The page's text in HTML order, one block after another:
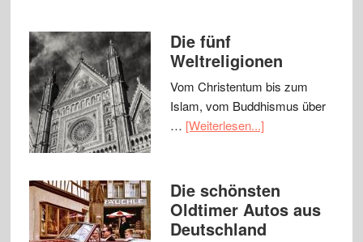
Die fünf
Weltreligionen
Vom Christentum bis zum
Islam, vom Buddhismus über
… [Weiterlesen...]
Die schönsten
Oldtimer Autos aus
Deutschland